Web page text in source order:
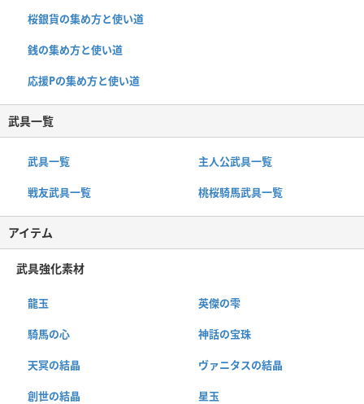
桜銀貨の集め方と使い道
銭の集め方と使い道
応援Pの集め方と使い道
武具一覧
武具一覧 主人公武具一覧
戦友武具一覧 桃桜騎馬武具一覧
アイテム
武具強化素材
龍玉 英傑の雫
騎馬の心 神話の宝珠
天冥の結晶 ヴァニタスの結晶
創世の結晶 星玉